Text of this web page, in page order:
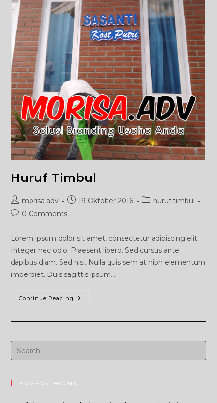
Huruf Timbul
Post
author:
morisa adv
Post19 Oktober 2016
Posthuruf timbul
Post0 Comments
Lorem ipsum dolor sit amet, consectetur adipiscing elit.
Integer nec odio. Praesent libero. Sed cursus ante
dapibus diam. Sed nisi. Nulla quis sem at nibh elementum
imperdiet. Duis sagittis ipsum.…
Continue Reading Huruf
Pos-Pos Terbaru